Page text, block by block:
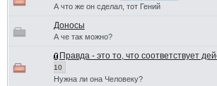
А что же он сделал, тот Гений
Доносы
А че так можно?
Правда - это то, что соответствует
10
Нужна ли она Человеку?